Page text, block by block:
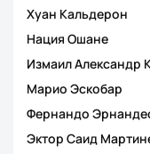
Хуан Кальдерон
Нация Ошане
Измаил Александр
Марио Эскобар
Фернандо
Эктор Саид